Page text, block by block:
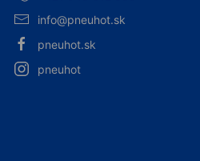
info@pneuhot.sk
pneuhot.sk
pneuhot